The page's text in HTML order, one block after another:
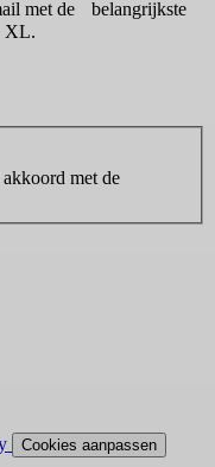
met de belangrijkste
XL.
met de
Cookies aanpassen